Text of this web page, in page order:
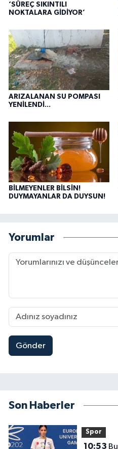
‘SÜREÇ SIKINTILI
NOKTALARA GİDİYOR’
ARIZALANAN SU POMPASI
YENİLENDİ...
BİLMEYENLER BİLSİN!
DUYMAYANLAR DA DUYSUN!
Yorumlar
Gönder
Son Haberler
Spor
10:53